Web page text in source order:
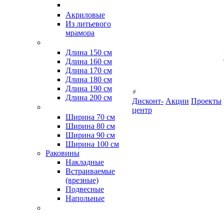
Акриловые
Из литьевого
мрамора
Длина 150 см
Длина 160 см
Длина 170 см
Длина 180 см
Длина 190 см
Длина 200 см
Ширина 70 см
Ширина 80 см
Ширина 90 см
Ширина 100 см
Раковины
Накладные
Встраиваемые
(врезные)
Подвесные
Напольные
Дисконт-
центр
Акции Проекты